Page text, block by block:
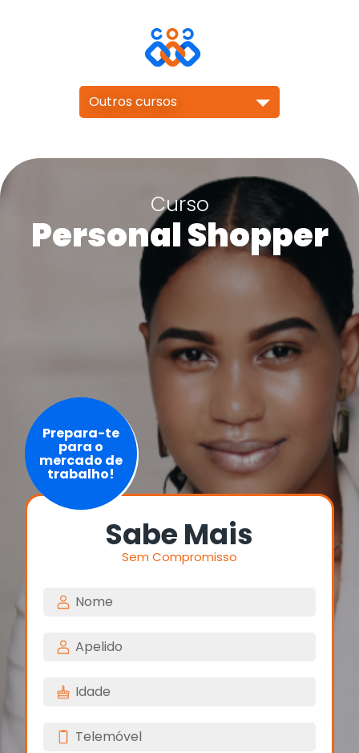
Outros cursos
Curso
Personal Shopper
Prepara-te
para o
mercado de
trabalho!
Sabe Mais
Sem Compromisso